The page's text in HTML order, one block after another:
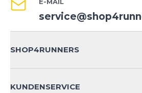
SHOP4RUNNERS
KUNDENSERVICE